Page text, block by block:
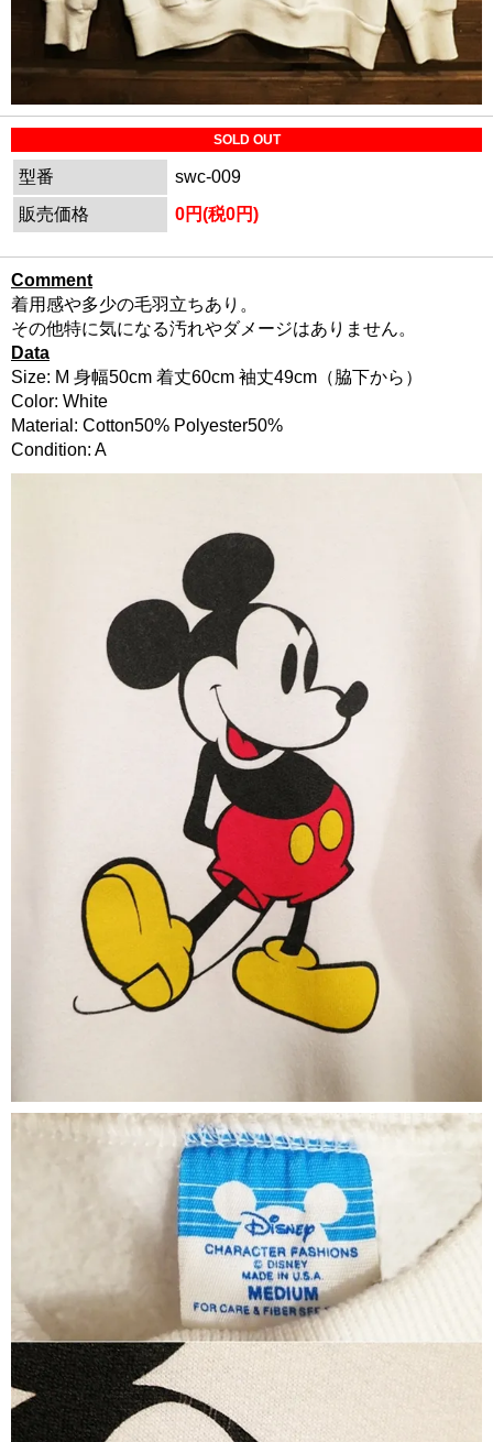
SOLD OUT
型番
swc-009
販売価格
0円(税0円)
Comment
着用感や多少の毛羽立ちあり。
その他特に気になる汚れやダメージはありません。
Data
Size: M 身幅50cm 着丈60cm 袖丈49cm（脇下から）
Color: White
Material: Cotton50% Polyester50%
Condition: A